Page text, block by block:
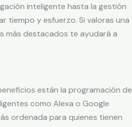
inteligente hasta la gestión
tiempo y esfuerzo. Si valoras una
más destacados te ayudará a
están la programación de
como Alexa o Google
ordenada para quienes tienen